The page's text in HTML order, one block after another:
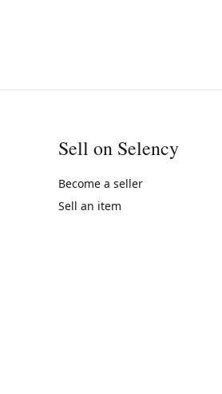
Sell on Selency
Become a seller
Sell an item